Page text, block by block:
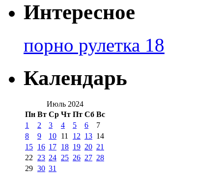
Интересное
порно рулетка 18
Календарь
Июль 2024
Пн Вт Ср Чт Пт Сб Вс
1 2 3 4 5 6
7
8
9 10 11 12 13 14
15 16 17 18 19 20 21
22
23 24 25 26 27 28
29 30 31